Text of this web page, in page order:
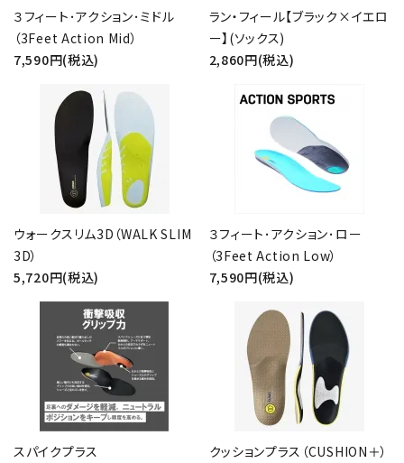
３フィート･アクション･ミドル
（3Feet Action Mid）
7,590円(税込)
ラン・フィール【ブラック×イエロ
ー】(ソックス)
2,860円(税込)
ウォークスリム3D（WALK SLIM
3D）
5,720円(税込)
３フィート･アクション･ロー
（3Feet Action Low）
7,590円(税込)
スパイクプラス
クッションプラス（CUSHION＋）
キーワード